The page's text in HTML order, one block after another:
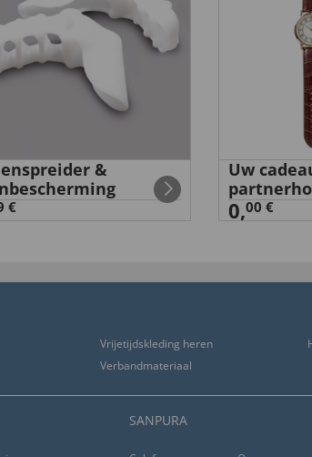
die Beleuchtung findet
&
€
Uw
0,00 €
Vrijetijdskleding heren
Verbandmateriaal
SANPURA